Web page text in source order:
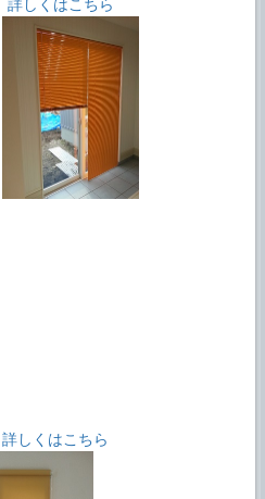
詳しくはこちら
詳しくはこちら